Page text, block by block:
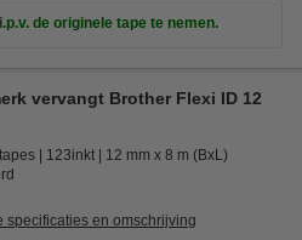
de originele tape te nemen.
vervangt Brother Flexi ID 12
123inkt
12 mm x 8 m (BxL)
specificaties en omschrijving